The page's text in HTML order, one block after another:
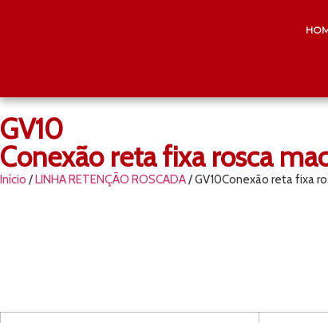
GV10
Conexão reta fixa rosca
Início /LINHA RETENÇÃO ROSCADA/ GV10Conexão reta fixa